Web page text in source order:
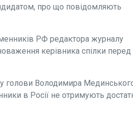
про що повідомляють
РФ редактора журналу
керівника спілки перед
голови Володимира
в Росії не отримують